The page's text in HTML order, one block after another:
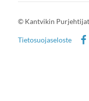
© Kantvikin
Tietosuojaseloste